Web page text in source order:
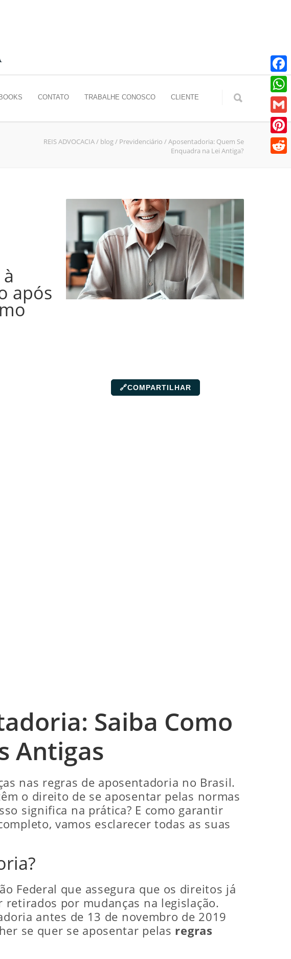
CONTATO TRABALHE CONOSCO CLIENTE
REIS ADVOCACIA/ blog/ Previdenciário /Aposentadoria: Quem Se
Enquadra na Lei Antiga?
após
🔗COMPARTILHAR
Saiba Como
Antigas
nas regras de aposentadoria no Brasil.
o direito de se aposentar pelas normas
significa na prática? E como garantir
vamos esclarecer todas as suas
Federal que assegura que os direitos já
por mudanças na legislação.
antes de 13 de novembro de 2019
se quer se aposentar pelas regras
Gmail